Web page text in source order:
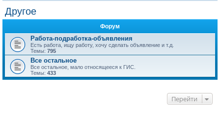
Другое
Форум
Работа-подработка-объявления
Есть работа, ищу работу, хочу сделать объявление и т.д.
Темы: 795
Все остальное
Все остальное, мало относящееся к ГИС.
Темы: 433
Перейти